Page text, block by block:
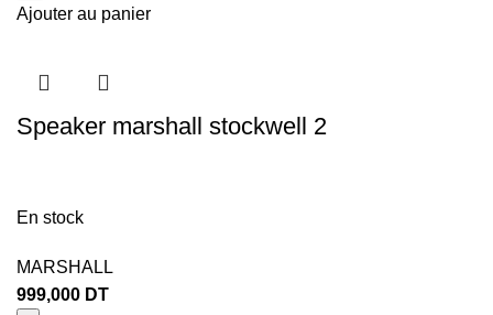
Ajouter au panier
Speaker marshall stockwell 2
En stock
MARSHALL
999,000 DT